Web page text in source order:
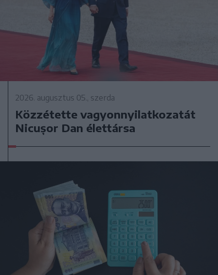
2026. augusztus 05., szerda
Közzétette vagyonnyilatkozatát
Nicușor Dan élettársa